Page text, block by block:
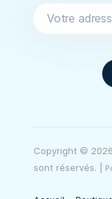
Copyright ©
sont réservés.